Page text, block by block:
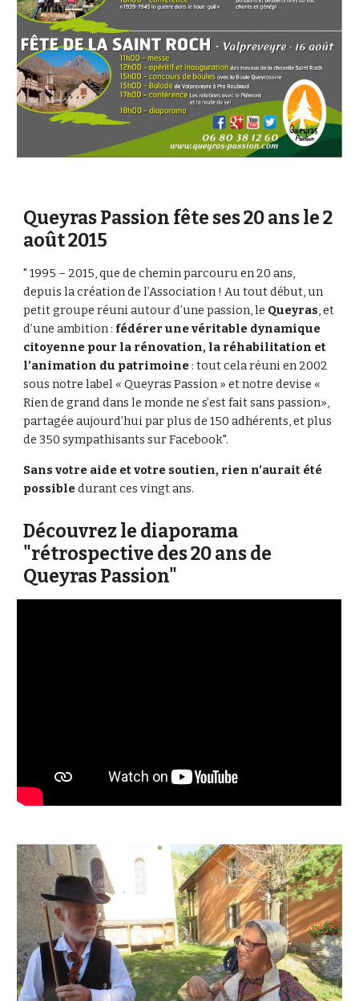
Queyras Passion fête ses 20 ans le 2
août 2015
" 1995 – 2015, que de chemin parcouru en 20 ans,
depuis la création de l’Association ! Au tout début, un
petit groupe réuni autour d’une passion, le Queyras, et
d’une ambition : fédérer une véritable dynamique
citoyenne pour la rénovation, la réhabilitation et
l’animation du patrimoine : tout cela réuni en 2002
sous notre label « Queyras Passion » et notre devise «
Rien de grand dans le monde ne s’est fait sans passion»,
partagée aujourd’hui par plus de 150 adhérents, et plus
de 350 sympathisants sur Facebook".
Sans votre aide et votre soutien, rien n’aurait été
possibledurant ces vingt ans.
Découvrez le diaporama
"rétrospective des 20 ans de
Queyras Passion"